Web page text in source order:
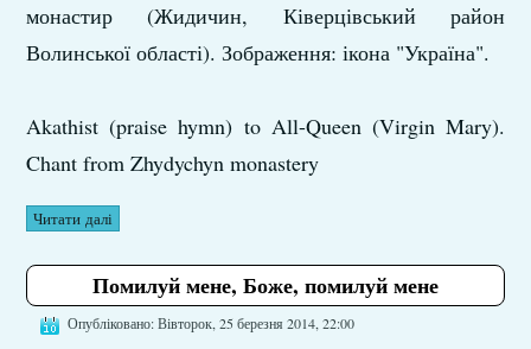
монастир (Жидичин, Ківерцівський район
Волинської області). Зображення: ікона "Україна".
Akathist (praise hymn) to All-Queen (Virgin Mary).
Chant from Zhydychyn monastery
Читати далі
Помилуй мене, Боже, помилуй мене
Опубліковано: Вівторок, 25 березня 2014, 22:00